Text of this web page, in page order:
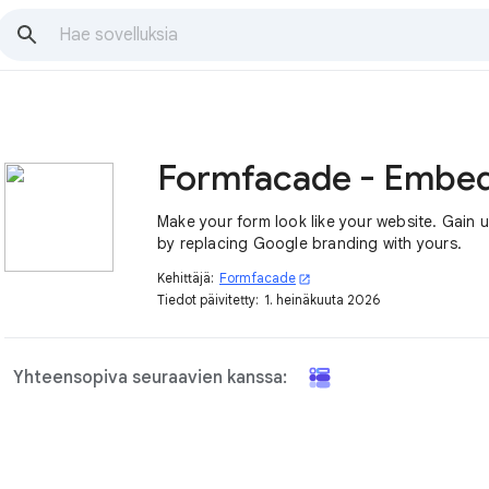
Make your form look like your website. Gain
by replacing Google branding with yours.
Kehittäjä: Formfacade open_in_new
Tiedot päivitetty: 1. heinäkuuta 2026
Yhteensopiva seuraavien kanssa: